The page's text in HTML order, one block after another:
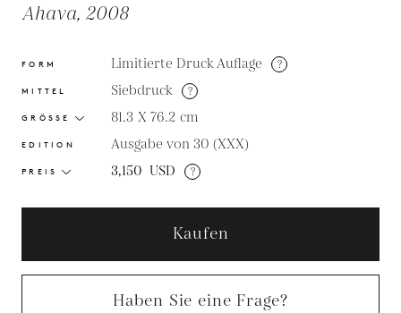
Ahava, 2008
FORM Limitierte Druck Auflage ?
MITTEL Siebdruck ?
GRÖSSE 81.3 X 76.2 cm
EDITION Ausgabe von 30 (XXX)
PREIS 3,150 USD ?
Kaufen
Haben Sie eine Frage?